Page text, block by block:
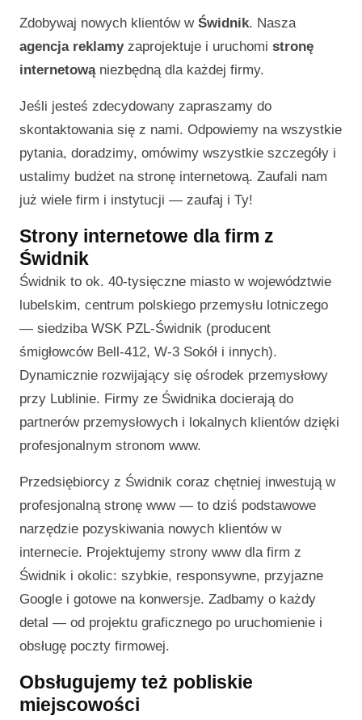
Zdobywaj nowych klientów w Świdnik. Nasza
agencja reklamyzaprojektuje i uruchomi stronę
internetowąniezbędną dla każdej firmy.
Jeśli jesteś zdecydowany zapraszamy do
skontaktowania się z nami. Odpowiemy na wszystkie
pytania, doradzimy, omówimy wszystkie szczegóły i
ustalimy budżet na stronę internetową. Zaufali nam
już wiele firm i instytucji — zaufaj i Ty!
Strony internetowe dla firm z
Świdnik
Świdnik to ok. 40-tysięczne miasto w województwie
lubelskim, centrum polskiego przemysłu lotniczego
— siedziba WSK PZL-Świdnik (producent
śmigłowców Bell-412, W-3 Sokół i innych).
Dynamicznie rozwijający się ośrodek przemysłowy
przy Lublinie. Firmy ze Świdnika docierają do
partnerów przemysłowych i lokalnych klientów dzięki
profesjonalnym stronom www.
Przedsiębiorcy z Świdnik coraz chętniej inwestują w
profesjonalną stronę www — to dziś podstawowe
narzędzie pozyskiwania nowych klientów w
internecie. Projektujemy strony www dla firm z
Świdnik i okolic: szybkie, responsywne, przyjazne
Google i gotowe na konwersje. Zadbamy o każdy
detal — od projektu graficznego po uruchomienie i
obsługę poczty firmowej.
Obsługujemy też pobliskie
miejscowości